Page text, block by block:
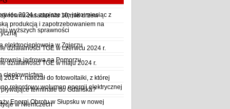
równa zasadzeniu 10 mld drzew
wyższych sprawności
elektrociepłownia w Zgierzu
jądrowa na Pomorzu
ciepłownictwa
terminale do Gdańska?
w Niemczech
2024 r. zapisze się jako miesiąc z
produkcją i zapotrzebowaniem na
działalności TGE w czerwcu 2024 r.
działalności TGE w maju 2024 r.
2024 r. należał do fotowoltaiki, z której
rekordowy wolumen energii elektrycznej
Energi Obrotu w Słupsku w nowej